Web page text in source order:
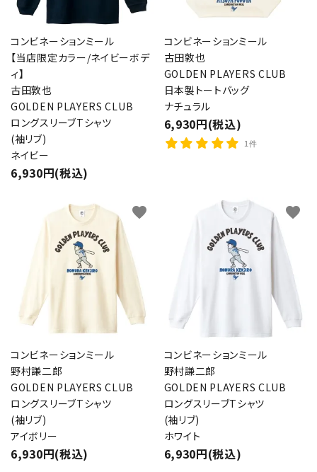
コンビネーションミール
【当店限定カラー/ネイビーボデ
ィ】
古田敦也
GOLDEN PLAYERS CLUB
ロングスリーブTシャツ
(袖リブ)
ネイビー
6,930円(税込)
コンビネーションミール
古田敦也
GOLDEN PLAYERS CLUB
日本製トートバッグ
ナチュラル
6,930円(税込)
1件
コンビネーションミール
野村謙二郎
GOLDEN PLAYERS CLUB
ロングスリーブTシャツ
(袖リブ)
アイボリー
6,930円(税込)
favorite
コンビネーションミール
野村謙二郎
GOLDEN PLAYERS CLUB
ロングスリーブTシャツ
(袖リブ)
ホワイト
6,930円(税込)
favorite